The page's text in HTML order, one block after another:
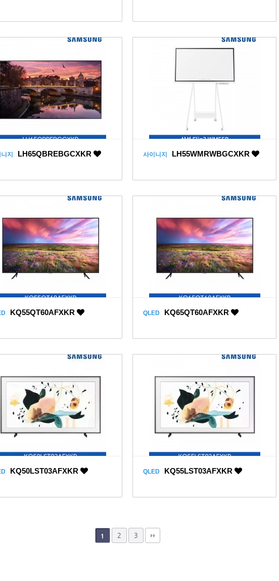
지 LH65QBREBGCXKR 사이니지 LH55WMRWBGCXKR
KQ55QT60AFXKR QLED KQ65QT60AFXKR
KQ50LST03AFXKR QLED KQ55LST03AFXKR
1 2 3